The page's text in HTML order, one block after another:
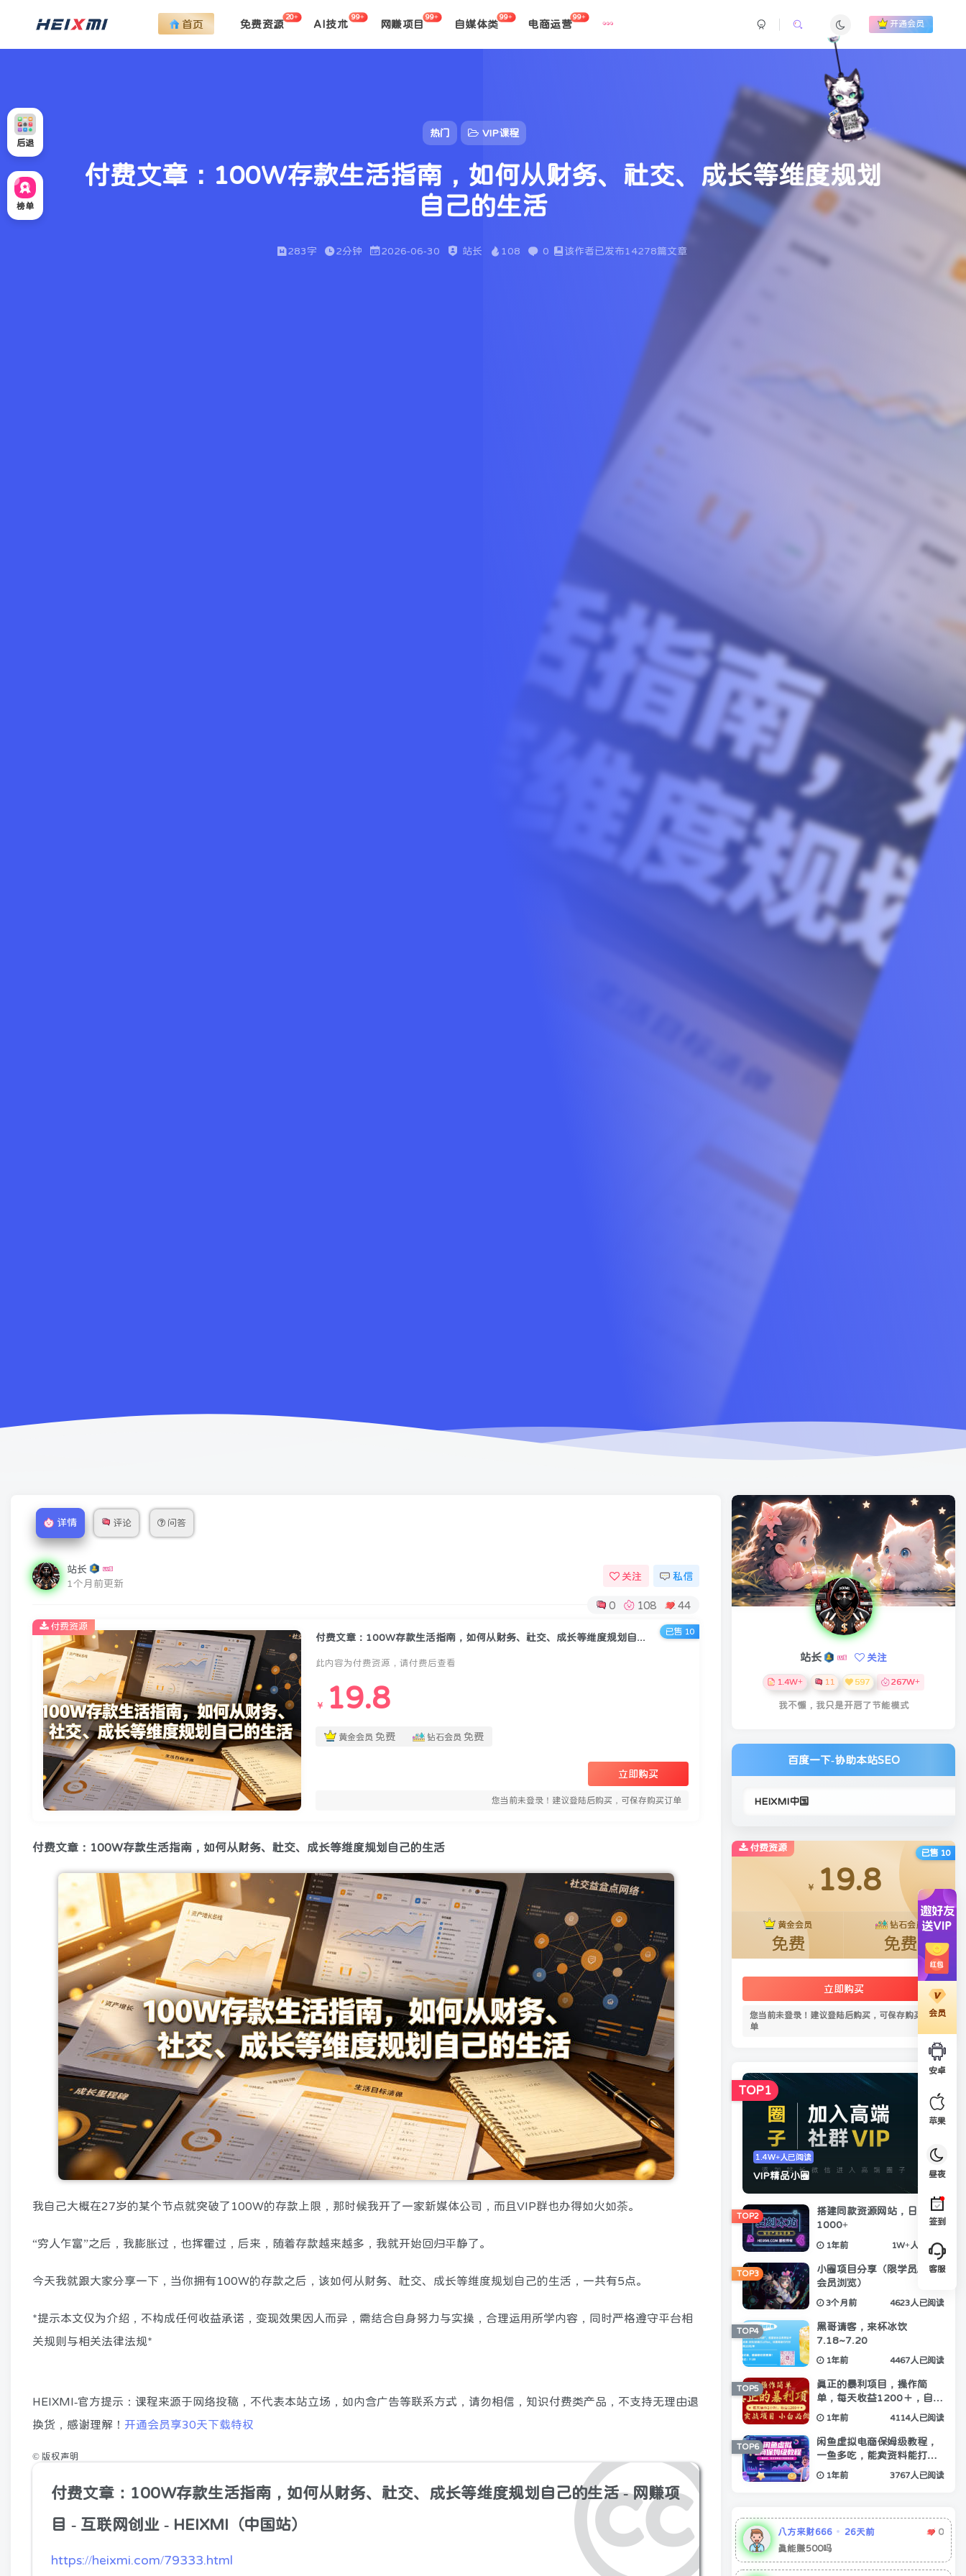
热门 VIP课程
付费文章：100W存款生活指南，如何从财务、社交、成长等维度规划
自己的生活
283字 2分钟 2026-06-30 站长 108 0 该作者已发布14278篇文章
首页 免费资源
20+
AI技术
99+
网赚项目
99+
自媒体类
99+
电商运营
99+
开通会员
详情 评论 问答
站长
1个月前更新
关注 私信
0 108 44
此内容为付费资源，请付费后查看
￥ 19.8
黄金会员 免费 钻石会员 免费
立即购买
您当前未登录！建议登陆后购买，可保存购买订单
付费资源
已售 10
付费文章：100W存款生活指南，如何从财务、社交、成长等维度规划自己的生活
我自己大概在27岁的某个节点就突破了100W的存款上限，那时候我开了一家新媒体公司，而且VIP群也办得如火如荼。
“穷人乍富”之后，我膨胀过，也挥霍过，后来，随着存款越来越多，我就开始回归平静了。
今天我就跟大家分享一下，当你拥有100W的存款之后，该如何从财务、社交、成长等维度规划自己的生活，一共有5点。
*提示本文仅为介绍，不构成任何收益承诺，变现效果因人而异，需结合自身努力与实操，合理运用所学内容，同时严格遵守平台相
关规则与相关法律法规*
HEIXMI-官方提示：课程来源于网络投稿，不代表本站立场，如内含广告等联系方式，请勿相信，知识付费类产品，不支持无理由退
换货，感谢理解！ 开通会员享30天下载特权
© 版权声明
付费文章：100W存款生活指南，如何从财务、社交、成长等维度规划自己的生活 - 网赚项
目 - 互联网创业 - HEIXMI（中国站）
https://heixmi.com/79333.html
站长 关注
1.4W+ 11 597 267W+
我不懒，我只是开启了节能模式
百度一下-协助本站SEO
付费资源
￥ 19.8
黄金会员
免费
钻石会员
免费
立即购买
您当前未登录！建议登陆后购买，可保存购买订
单
已售 10
1.4W+人已阅读
VIP精品小圈
TOP1
搭建同款资源网站，日入
1000+
1年前 1W+人已阅读
TOP2
小圈项目分享（限学员/钻石
会员浏览）
3个月前 4623人已阅读
TOP3
黑哥请客，来杯冰饮
7.18~7.20
1年前 4467人已阅读
TOP4
真正的暴利项目，操作简
单，每天收益1200＋，自己
做老板
1年前 4114人已阅读
TOP5
闲鱼虚拟电商保姆级教程，
一鱼多吃，能卖资料能打粉
能做拉新
1年前 3767人已阅读
TOP6
八方来财666 26天前
0
真能赚500吗
后退
榜单
会员
安卓
苹果
昼夜
签到
客服